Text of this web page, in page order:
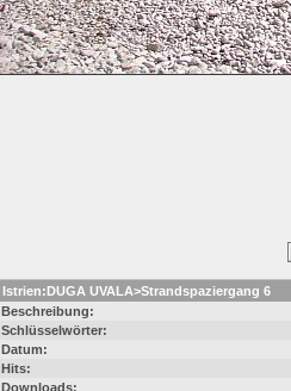
Istrien:DUGA UVALA>Strandspaziergang 6
Beschreibung:
Schlüsselwörter:
Datum:
Hits:
Downloads: